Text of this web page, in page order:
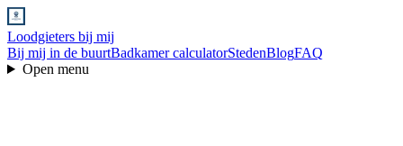
Loodgieters bij mij
Bij mij in de buurtBadkamer calculatorStedenBlogFAQ
Open menu